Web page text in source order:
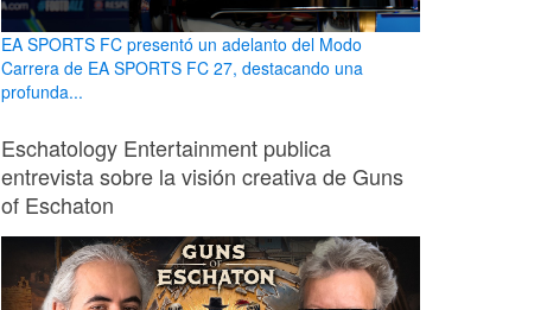
EA SPORTS FC presentó un adelanto del Modo
Carrera de EA SPORTS FC 27, destacando una
profunda...
Eschatology Entertainment publica
entrevista sobre la visión creativa de Guns
of Eschaton